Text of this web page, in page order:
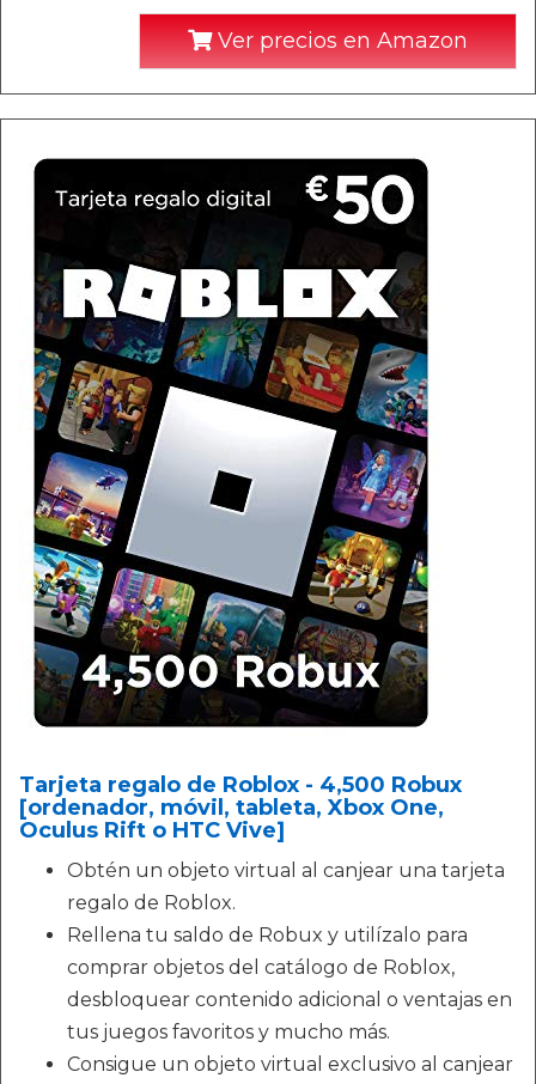
Ver precios en Amazon
Tarjeta regalo de Roblox - 4,500 Robux
[ordenador, móvil, tableta, Xbox One,
Oculus Rift o HTC Vive]
Obtén un objeto virtual al canjear una tarjeta
regalo de Roblox.
Rellena tu saldo de Robux y utilízalo para
comprar objetos del catálogo de Roblox,
desbloquear contenido adicional o ventajas en
tus juegos favoritos y mucho más.
Consigue un objeto virtual exclusivo al canjear